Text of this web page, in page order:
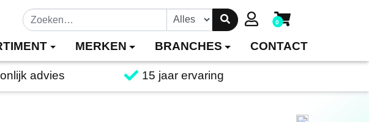
0
MERKEN BRANCHES CONTACT
advies 15 jaar ervaring